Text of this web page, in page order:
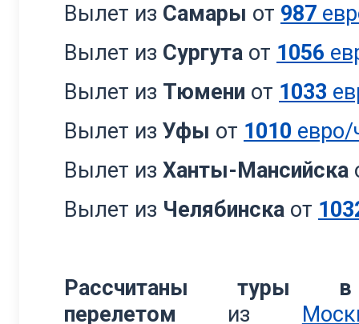
Вылет из Самары от 987
Вылет из Сургута от 1056
Вылет из Тюмени от 1033
Вылет из Уфы от 1010 евро/
Вылет из Ханты-Мансийска
Вылет из Челябинска от
Рассчитаны
перелетом из